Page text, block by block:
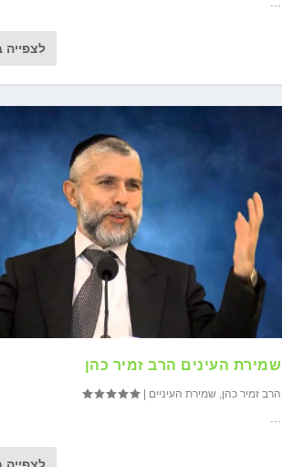
לצפייה
שמירת העינים הרב זמיר כהן
הרב זמיר כהן, שמירת העיניים